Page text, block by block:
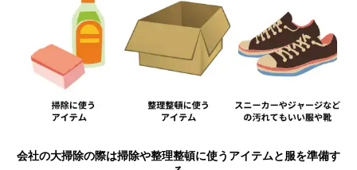
会社の大掃除の際は掃除や整理整頓に使うアイテムと服を準備す